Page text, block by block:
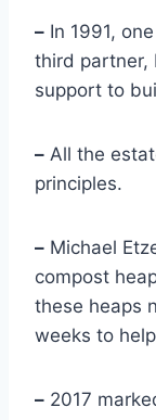
– In 1991,
third partner,
support to
– All the
principles.
– Michael
compost
these heaps
weeks to
– 2017